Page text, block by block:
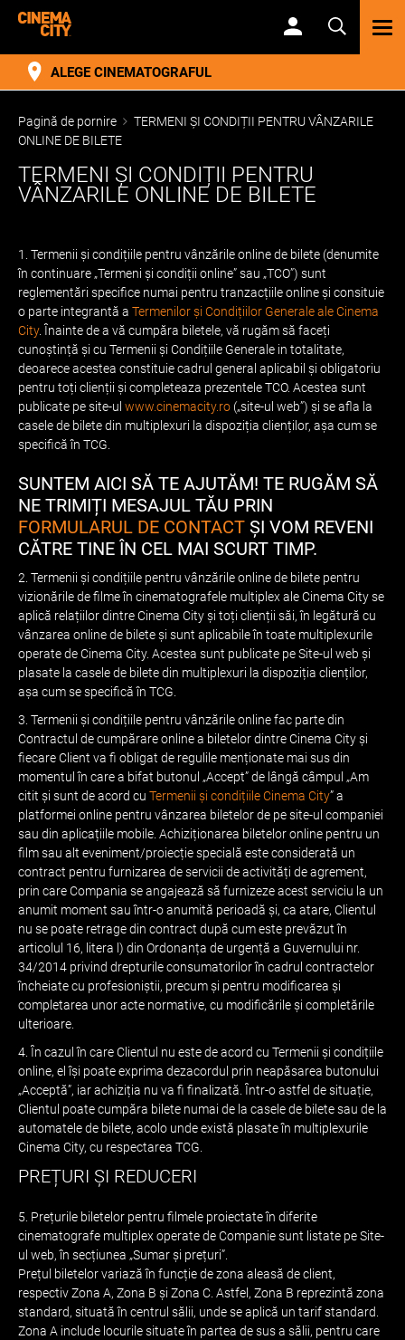
ALEGE CINEMATOGRAFUL
Pagină de pornire
TERMENI ȘI CONDIȚII PENTRU VÂNZARILE
ONLINE DE BILETE
TERMENI ȘI CONDIȚII PENTRU
VÂNZARILE ONLINE DE BILETE
1. Termenii și condițiile pentru vânzările online de bilete (denumite
în continuare „Termeni și condiții online” sau „TCO”) sunt
reglementări specifice numai pentru tranzacțiile online și consituie
o parte integrantă a Termenilor și Condițiilor Generale ale Cinema
City. Înainte de a vă cumpăra biletele, vă rugăm să faceți
cunoștință și cu Termenii și Condițiile Generale in totalitate,
deoarece acestea constituie cadrul general aplicabil și obligatoriu
pentru toți clienții și completeaza prezentele TCO. Acestea sunt
publicate pe site-ul www.cinemacity.rо („site-ul web”) și se afla la
casele de bilete din multiplexuri la dispoziția clienților, așa cum se
specifică în TCG.
SUNTEM AICI SĂ TE AJUTĂM! TE RUGĂM SĂ
NE TRIMIȚI MESAJUL TĂU PRIN
FORMULARUL DE CONTACT ȘI VOM REVENI
CĂTRE TINE ÎN CEL MAI SCURT TIMP.
2. Termenii și condițiile pentru vânzările online de bilete pentru
vizionările de filme în cinematografele multiplex ale Cinema City se
aplică relațiilor dintre Cinema City și toți clienții săi, în legătură cu
vânzarea online de bilete și sunt aplicabile în toate multiplexurile
operate de Cinema City. Acestea sunt publicate pe Site-ul web și
plasate la casele de bilete din multiplexuri la dispoziția clienților,
așa cum se specifică în TCG.
3. Termenii și condițiile pentru vânzările online fac parte din
Contractul de cumpărare online a biletelor dintre Cinema City și
fiecare Client va fi obligat de regulile menționate mai sus din
momentul în care a bifat butonul „Accept” de lângă câmpul „Am
citit și sunt de acord cu Termenii și condițiile Cinema City” a
platformei online pentru vânzarea biletelor de pe site-ul companiei
sau din aplicațiile mobile. Achiziționarea biletelor online pentru un
film sau alt eveniment/proiecție specială este considerată un
contract pentru furnizarea de servicii de activități de agrement,
prin care Compania se angajează să furnizeze acest serviciu la un
anumit moment sau într-o anumită perioadă și, ca atare, Clientul
nu se poate retrage din contract după cum este prevăzut în
articolul 16, litera l) din Ordonanța de urgență a Guvernului nr.
34/2014 privind drepturile consumatorilor în cadrul contractelor
încheiate cu profesioniștii, precum și pentru modificarea și
completarea unor acte normative, cu modificările și completările
ulterioare.
4. În cazul în care Clientul nu este de acord cu Termenii și condițiile
online, el își poate exprima dezacordul prin neapăsarea butonului
„Acceptă”, iar achiziția nu va fi finalizată. Într-o astfel de situație,
Clientul poate cumpăra bilete numai de la casele de bilete sau de la
automatele de bilete, acolo unde există plasate în multiplexurile
Cinema City, cu respectarea TCG.
PREȚURI ȘI REDUCERI
5. Prețurile biletelor pentru filmele proiectate în diferite
cinematografe multiplex operate de Companie sunt listate pe Site-
ul web, în secțiunea „Sumar și prețuri”.
Prețul biletelor variază în funcție de zona aleasă de client,
respectiv Zona A, Zona B și Zona C. Astfel, Zona B reprezintă zona
standard, situată în centrul sălii, unde se aplică un tarif standard.
Zona A include locurile situate în partea de sus a sălii, pentru care